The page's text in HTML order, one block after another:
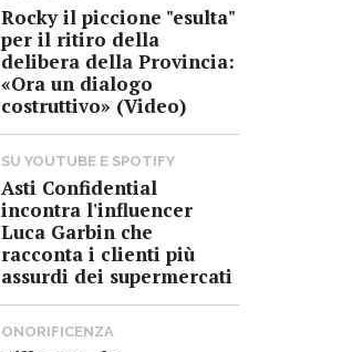
Rocky il piccione "esulta"
per il ritiro della
delibera della Provincia:
«Ora un dialogo
costruttivo» (Video)
SU YOUTUBE E SPOTIFY
Asti Confidential
incontra l'influencer
Luca Garbin che
racconta i clienti più
assurdi dei supermercati
ONORIFICENZA